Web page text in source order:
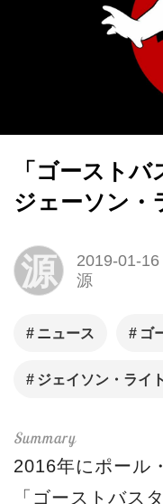
「ゴースト
ジェーソン・
源
2019-01-16
源
ニュース ゴ
ジェイソン・ライ
2016年にポール
「ゴーストバス